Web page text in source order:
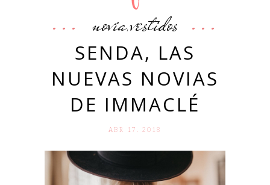
novia,vestidos
SENDA, LAS
NUEVAS NOVIAS
DE IMMACLÉ
ABR 17. 2018